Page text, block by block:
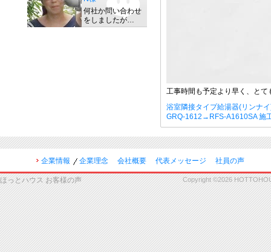
工事時間も予定より早く、とて
浴室隣接タイプ給湯器(リンナ
GRQ-1612→RFS-A1610SA 施
何社か問い合わせ
をしましたが…
企業情報 企業理念 会社概要 代表メッセージ 社員の声
ほっとハウス お客様の声 Copyright ©2026